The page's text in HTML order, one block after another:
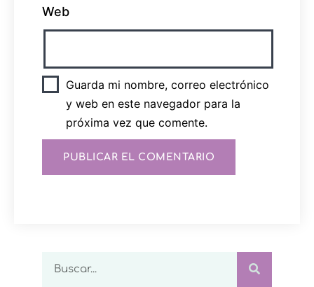
Web
Guarda mi nombre, correo electrónico
y web en este navegador para la
próxima vez que comente.